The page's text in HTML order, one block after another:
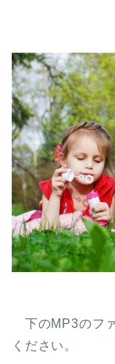
下のMP3のフ
ください。